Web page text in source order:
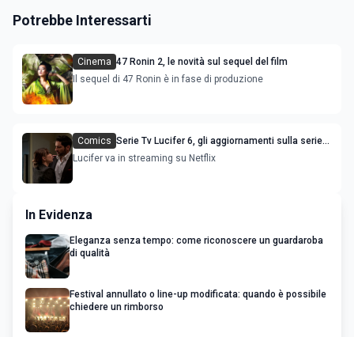
Potrebbe Interessarti
Cinema 47 Ronin 2, le novità sul sequel del film
Il sequel di 47 Ronin è in fase di produzione
Comics Serie Tv Lucifer 6, gli aggiornamenti sulla serie
tv
Lucifer va in streaming su Netflix
In Evidenza
Eleganza senza tempo: come riconoscere un guardaroba
di qualità
Festival annullato o line-up modificata: quando è possibile
chiedere un rimborso